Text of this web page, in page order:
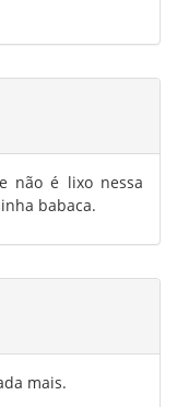
não é lixo nessa
babaca.
mais.